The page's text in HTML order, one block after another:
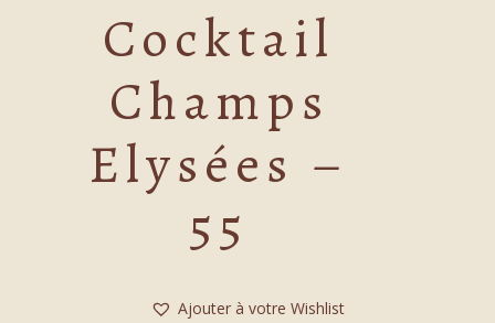
Cocktail
Champs
Elysées –
55
Ajouter à votre Wishlist